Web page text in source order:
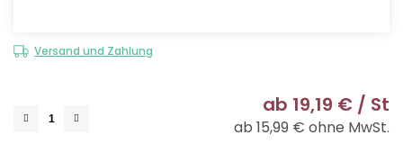
Versand und Zahlung
ab 19,19 € / St
ab 15,99 € ohne MwSt.